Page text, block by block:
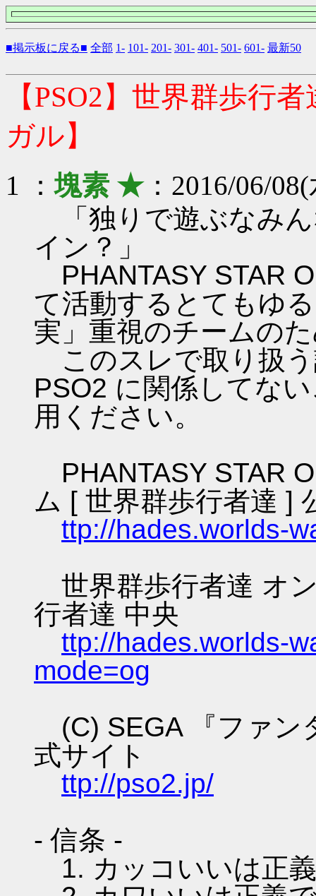
■掲示板に戻る■ 全部 1- 101- 201- 301- 401- 501- 601- 最新50
【PSO2】世界群歩行
ガル】
1 ：塊素 ★：2016/06/
「独りで遊ぶなみ
イン？」
PHANTASY STAR
て活動するとてもゆ
実」重視のチームの
このスレで取り扱
PSO2 に関係してな
用ください。
PHANTASY STAR
ム [ 世界群歩行者達 ]
ttp://hades.worlds-
世界群歩行者達 オ
行者達 中央
ttp://hades.worlds-
mode=og
(C) SEGA 『ファン
式サイト
ttp://pso2.jp/
- 信条 -
1. カッコいいは正